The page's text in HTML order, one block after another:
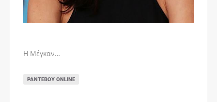
Η Μέγκαν…
ΡΑΝΤΕΒΟΎ ONLINE